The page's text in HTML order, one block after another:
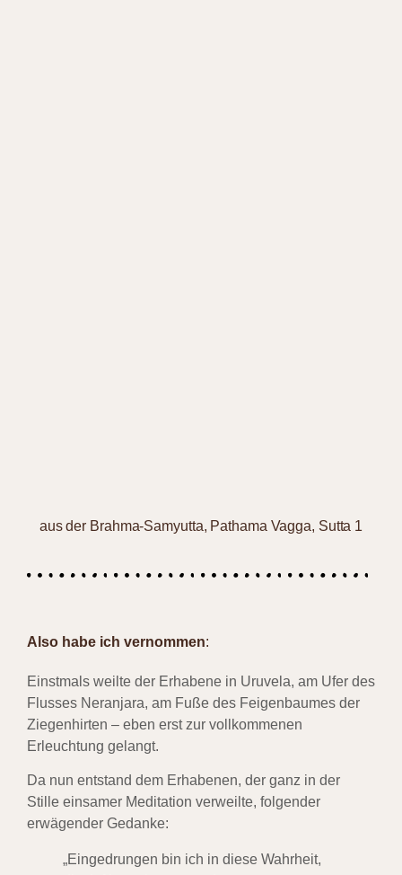
aus der Brahma-Samyutta, Pathama Vagga, Sutta 1
Also habe ich vernommen:
Einstmals weilte der Erhabene in Uruvela, am Ufer des
Flusses Neranjara, am Fuße des Feigenbaumes der
Ziegenhirten – eben erst zur vollkommenen
Erleuchtung gelangt.
Da nun entstand dem Erhabenen, der ganz in der
Stille einsamer Meditation verweilte, folgender
erwägender Gedanke:
„Eingedrungen bin ich in diese Wahrheit,